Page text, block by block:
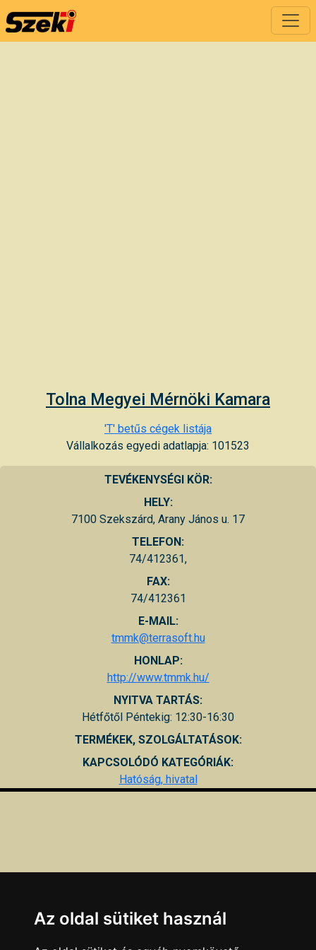
Tolna Megyei Mérnöki Kamara
'T' betűs cégek listája
Vállalkozás egyedi adatlapja: 101523
TEVÉKENYSÉGI KÖR:
HELY:
7100 Szekszárd, Arany János u. 17
TELEFON:
74/412361,
FAX:
74/412361
E-MAIL:
tmmk@terrasoft.hu
HONLAP:
http://www.tmmk.hu/
NYITVA TARTÁS:
Hétfőtől Péntekig: 12:30-16:30
TERMÉKEK, SZOLGÁLTATÁSOK:
KAPCSOLÓDÓ KATEGÓRIÁK:
Hatóság, hivatal
Az oldal sütiket használ